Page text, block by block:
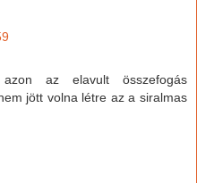
az elavult összefogás
jött volna létre az a siralmas